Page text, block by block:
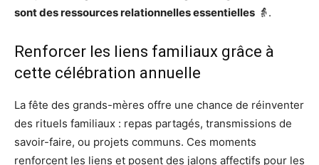
sont des ressources relationnelles essentielles 👵.
Renforcer les liens familiaux grâce à
cette célébration annuelle
La fête des grands-mères offre une chance de réinventer
des rituels familiaux : repas partagés, transmissions de
savoir-faire, ou projets communs. Ces moments
renforcent les liens et posent des jalons affectifs pour les